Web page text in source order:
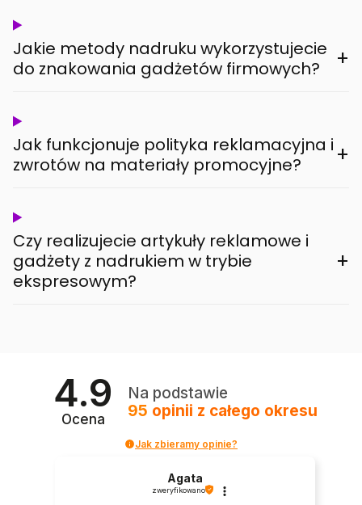
Jakie metody nadruku wykorzystujecie
do znakowania gadżetów firmowych?
+
Jak funkcjonuje polityka reklamacyjna i
zwrotów na materiały promocyjne?
+
Czy realizujecie artykuły reklamowe i
gadżety z nadrukiem w trybie
ekspresowym?
+
4.9
Ocena
Na podstawie
95 opinii z całego okresu
Jak zbieramy opinie?
Agata
zweryfikowano